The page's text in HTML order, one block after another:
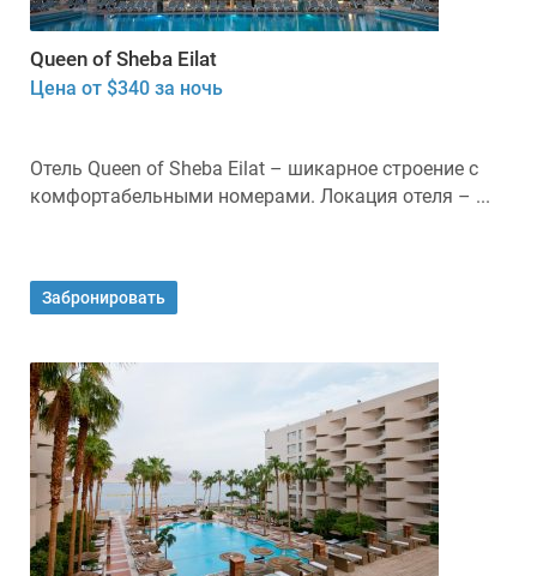
Queen of Sheba Eilat
Цена от $340 за ночь
Отель Queen of Sheba Eilat – шикарное строение с
комфортабельными номерами. Локация отеля – ...
Забронировать